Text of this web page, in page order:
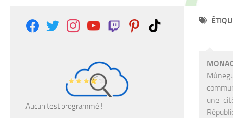
une
facebooktwitter instagramyoutubetwitch pinteresttiktok
Aucun test programmé !